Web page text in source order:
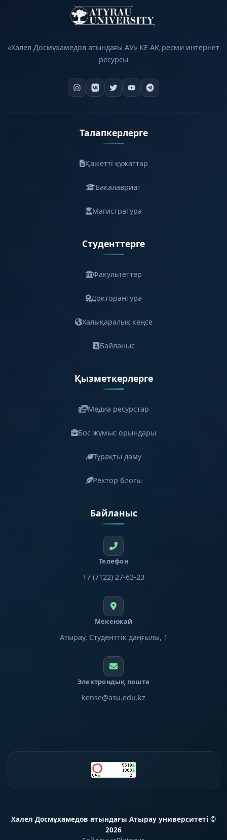
«Халел Досмұхамедов атындағы АУ» КЕ АҚ ресми интернет
ресурсы
Талапкерлерге
Қажетті құжаттар
Бакалавриат
Магистратура
Студенттерге
Факультеттер
Докторантура
Халықаралық кеңсе
Байланыс
Қызметкерлерге
Медиа ресурстар
Бос жұмыс орындары
Тұрақты даму
Ректор блогы
Байланыс
Телефон
+7 (7122) 27-63-23
Мекенжай
Атырау, Студенттік даңғылы, 1
Электрондық пошта
kense@asu.edu.kz
Халел Досмұхамедов атындағы Атырау университеті ©
2026